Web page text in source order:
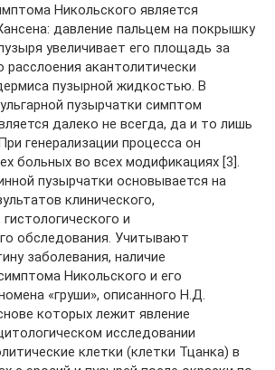
Никольского является
давление пальцем на покрышку
увеличивает его площадь за
расслоения акантолитически
пузырной жидкостью. В
пузырчатки симптом
далеко не всегда, да и то лишь
генерализации процесса он
больных во всех модификациях [3].
пузырчатки основывается на
клинического,
и
обследования. Учитывают
заболевания, наличие
Никольского и его
«груши», описанного Н.Д.
которых лежит явление
исследовании
клетки (клетки Тцанка) в